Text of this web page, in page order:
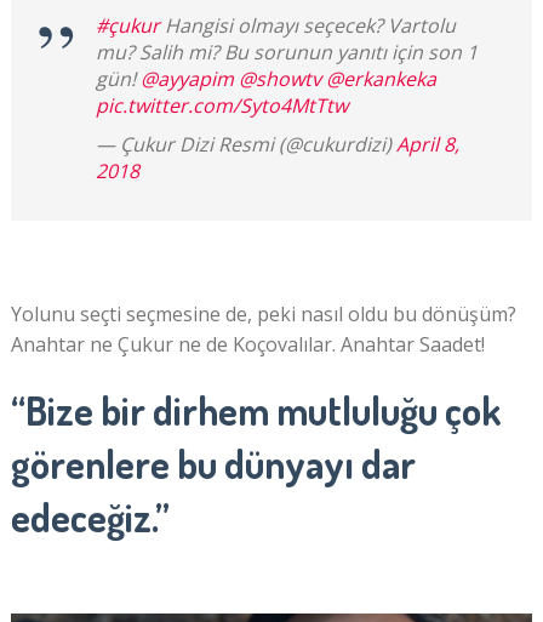
#çukurHangisi olmayı seçecek? Vartolu
mu? Salih mi? Bu sorunun yanıtı için son 1
gün!@ayyapim @showtv @erkankeka
pic.twitter.com/Syto4MtTtw
— Çukur Dizi Resmi (@cukurdizi)April 8,
2018
Yolunu seçti seçmesine de, peki nasıl oldu bu dönüşüm?
Anahtar ne Çukur ne de Koçovalılar. Anahtar Saadet!
“Bize bir dirhem mutluluğu çok
görenlere bu dünyayı dar
edeceğiz.”